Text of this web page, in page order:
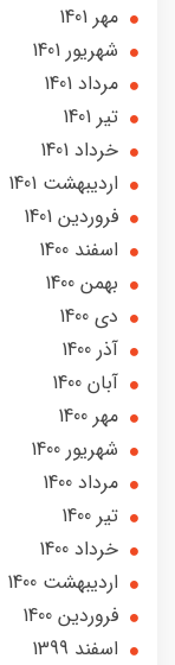
مهر 1401
شهریور 1401
مرداد 1401
تير 1401
خرداد 1401
ارديبهشت 1401
فروردین 1401
اسفند 1400
بهمن 1400
دی 1400
آذر 1400
آبان 1400
مهر 1400
شهریور 1400
مرداد 1400
تير 1400
خرداد 1400
ارديبهشت 1400
فروردین 1400
اسفند 1399